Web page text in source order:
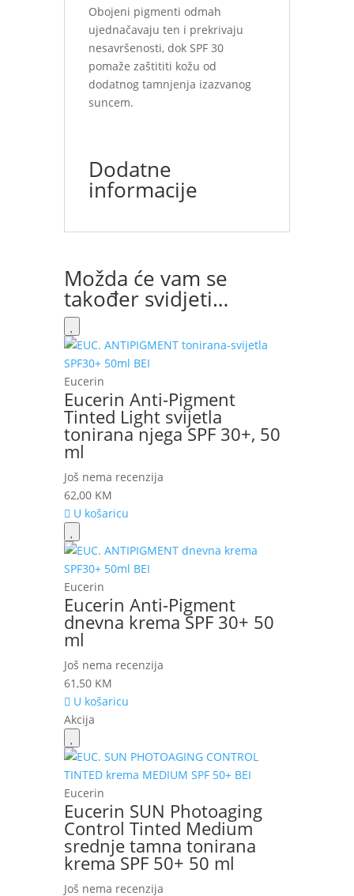
Obojeni pigmenti odmah
ujednačavaju ten i prekrivaju
nesavršenosti, dok SPF 30
pomaže zaštititi kožu od
dodatnog tamnjenja izazvanog
suncem.
Dodatne
informacije
Možda će vam se
također svidjeti…
Eucerin
Eucerin Anti-Pigment
Tinted Light svijetla
tonirana njega SPF 30+, 50
ml
Još nema recenzija
62,00 KM
U košaricu
Eucerin
Eucerin Anti-Pigment
dnevna krema SPF 30+ 50
ml
Još nema recenzija
61,50 KM
U košaricu
Akcija
Eucerin
Eucerin SUN Photoaging
Control Tinted Medium
srednje tamna tonirana
krema SPF 50+ 50 ml
Još nema recenzija